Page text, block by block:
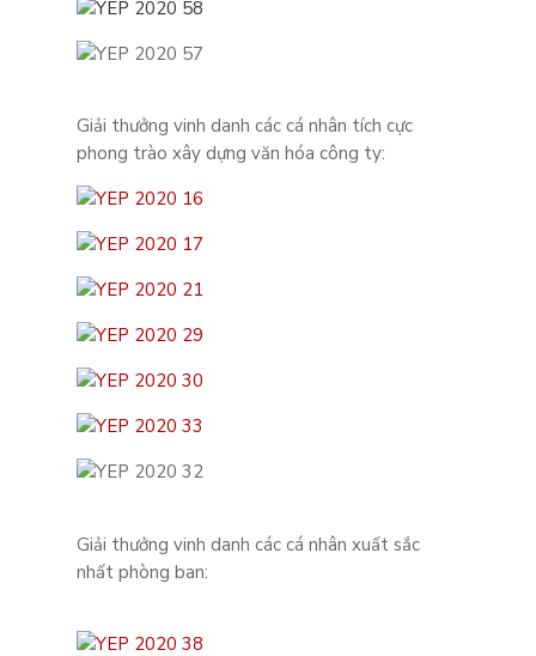
Giải thưởng vinh danh các cá nhân tích cực
phong trào xây dựng văn hóa công ty:
Giải thưởng vinh danh các cá nhân xuất sắc
nhất phòng ban: